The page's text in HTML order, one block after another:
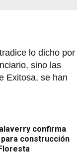
lo dicho por
sino las
Exitosa, se han
confirma
construcción